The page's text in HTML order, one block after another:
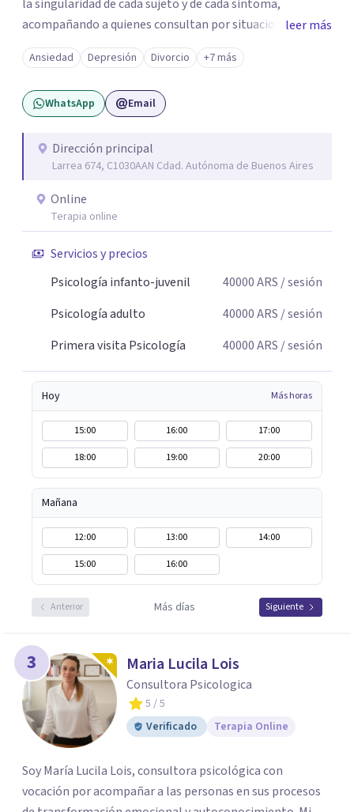
la singularidad de cada sujeto y de cada síntoma,
acompañando a quienes consultan por situaciones de
angustia, dificultades en los vínculos, inhibiciones,
duelos, crisis vitales, padecimientos subjetivos y otros
modos de malestar. La práctica analítica propone un
espacio de palabra donde cada sujeto pueda interrogar
construcción de una respuesta singular frente a su
malestar.
leer más
Ansiedad Depresión Divorcio +7 más
WhatsApp Email
Dirección principal
Larrea 674, C1030AAN Cdad. Autónoma de Buenos Aires
Online
Terapia online
Servicios y precios
Psicología infanto-juvenil
40000ARS / sesión
Psicología adulto
40000ARS / sesión
Primera visita Psicología
40000ARS / sesión
Hoy Más horas
15:00 16:00
17:00
18:00
19:00 20:00
Mañana
12:00 13:00
14:00
15:00
16:00
Anterior Más días Siguiente
3 Maria Lucila Lois
Consultora Psicologica
5 / 5
Verificado
Terapia Online
Soy María Lucila Lois, consultora psicológica con
vocación por acompañar a las personas en sus procesos